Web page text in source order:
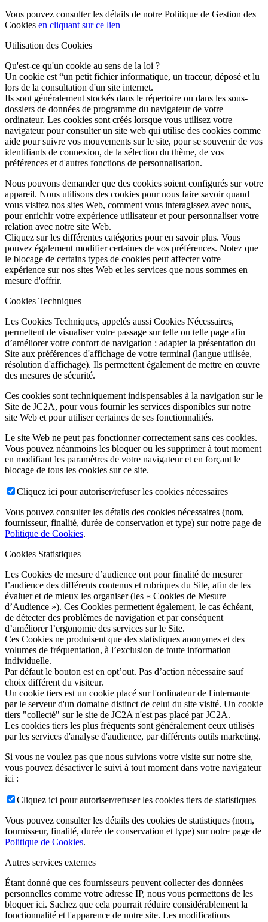
Vous pouvez consulter les détails de notre Politique de Gestion des
Cookies en cliquant sur ce lien
Utilisation des Cookies
Qu'est-ce qu'un cookie au sens de la loi ?
Un cookie est “un petit fichier informatique, un traceur, déposé et lu
lors de la consultation d'un site internet.
Ils sont généralement stockés dans le répertoire ou dans les sous-
dossiers de données de programme du navigateur de votre
ordinateur. Les cookies sont créés lorsque vous utilisez votre
navigateur pour consulter un site web qui utilise des cookies comme
aide pour suivre vos mouvements sur le site, pour se souvenir de vos
identifiants de connexion, de la sélection du thème, de vos
préférences et d'autres fonctions de personnalisation.
Nous pouvons demander que des cookies soient configurés sur votre
appareil. Nous utilisons des cookies pour nous faire savoir quand
vous visitez nos sites Web, comment vous interagissez avec nous,
pour enrichir votre expérience utilisateur et pour personnaliser votre
relation avec notre site Web.
Cliquez sur les différentes catégories pour en savoir plus. Vous
pouvez également modifier certaines de vos préférences. Notez que
le blocage de certains types de cookies peut affecter votre
expérience sur nos sites Web et les services que nous sommes en
mesure d'offrir.
Cookies Techniques
Les Cookies Techniques, appelés aussi Cookies Nécessaires,
permettent de visualiser votre passage sur telle ou telle page afin
d’améliorer votre confort de navigation : adapter la présentation du
Site aux préférences d'affichage de votre terminal (langue utilisée,
résolution d'affichage). Ils permettent également de mettre en œuvre
des mesures de sécurité.
Ces cookies sont techniquement indispensables à la navigation sur le
Site de JC2A, pour vous fournir les services disponibles sur notre
site Web et pour utiliser certaines de ses fonctionnalités.
Le site Web ne peut pas fonctionner correctement sans ces cookies.
Vous pouvez néanmoins les bloquer ou les supprimer à tout moment
en modifiant les paramètres de votre navigateur et en forçant le
blocage de tous les cookies sur ce site.
Cliquez ici pour autoriser/refuser les cookies nécessaires
Vous pouvez consulter les détails des cookies nécessaires (nom,
fournisseur, finalité, durée de conservation et type) sur notre page de
Politique de Cookies.
Cookies Statistiques
Les Cookies de mesure d’audience ont pour finalité de mesurer
l’audience des différents contenus et rubriques du Site, afin de les
évaluer et de mieux les organiser (les « Cookies de Mesure
d’Audience »). Ces Cookies permettent également, le cas échéant,
de détecter des problèmes de navigation et par conséquent
d’améliorer l’ergonomie des services sur le Site.
Ces Cookies ne produisent que des statistiques anonymes et des
volumes de fréquentation, à l’exclusion de toute information
individuelle.
Par défaut le bouton est en opt’out. Pas d’action nécessaire sauf
choix différent du visiteur.
Un cookie tiers est un cookie placé sur l'ordinateur de l'internaute
par le serveur d'un domaine distinct de celui du site visité. Un cookie
tiers "collecté" sur le site de JC2A n'est pas placé par JC2A.
Les cookies tiers les plus fréquents sont généralement ceux utilisés
par les services d'analyse d'audience, par différents outils marketing.
Si vous ne voulez pas que nous suivions votre visite sur notre site,
vous pouvez désactiver le suivi à tout moment dans votre navigateur
ici :
Cliquez ici pour autoriser/refuser les cookies tiers de statistiques
Vous pouvez consulter les détails des cookies de statistiques (nom,
fournisseur, finalité, durée de conservation et type) sur notre page de
Politique de Cookies.
Autres services externes
Étant donné que ces fournisseurs peuvent collecter des données
personnelles comme votre adresse IP, nous vous permettons de les
bloquer ici. Sachez que cela pourrait réduire considérablement la
fonctionnalité et l'apparence de notre site. Les modifications